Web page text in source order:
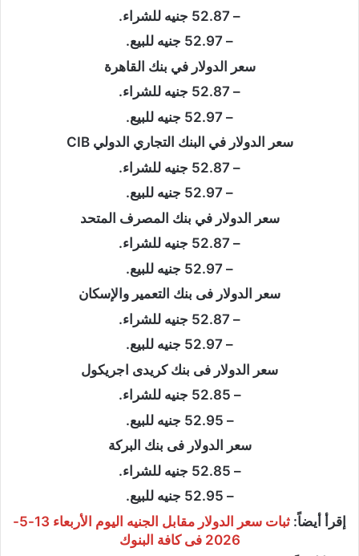
– 52.87 جنيه للشراء.
– 52.97 جنيه للبيع.
سعر الدولار في بنك القاهرة
– 52.87 جنيه للشراء.
– 52.97 جنيه للبيع.
سعر الدولار في البنك التجاري الدولي CIB
– 52.87 جنيه للشراء.
– 52.97 جنيه للبيع.
سعر الدولار في بنك المصرف المتحد
– 52.87 جنيه للشراء.
– 52.97 جنيه للبيع.
سعر الدولار فى بنك التعمير والإسكان
– 52.87 جنيه للشراء.
– 52.97 جنيه للبيع.
سعر الدولار فى بنك كريدى اجريكول
– 52.85 جنيه للشراء.
– 52.95 جنيه للبيع.
سعر الدولار فى بنك البركة
– 52.85 جنيه للشراء.
– 52.95 جنيه للبيع.
إقرأ أيضاً:
ثبات سعر الدولار مقابل الجنيه اليوم الأربعاء 13-5-
2026 فى كافة البنوك